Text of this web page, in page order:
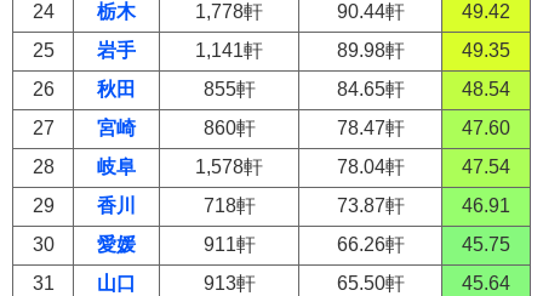
24
栃木 1,778軒 90.44軒
49.42
25
岩手 1,141軒 89.98軒
49.35
26
秋田 855軒 84.65軒
48.54
27
宮崎 860軒 78.47軒
47.60
28
岐阜 1,578軒 78.04軒
47.54
29
香川 718軒 73.87軒
46.91
30
愛媛 911軒 66.26軒
45.75
31
山口 913軒 65.50軒
45.64